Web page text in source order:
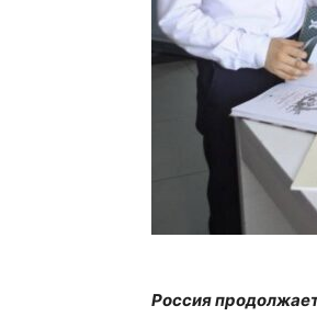
Россия